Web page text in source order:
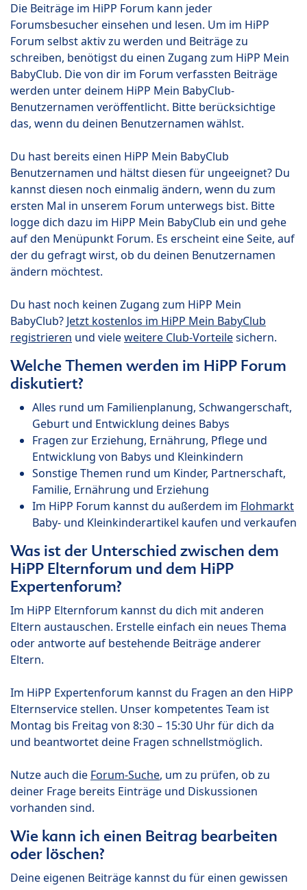
Die Beiträge im HiPP Forum kann jeder
Forumsbesucher einsehen und lesen. Um im HiPP
Forum selbst aktiv zu werden und Beiträge zu
schreiben, benötigst du einen Zugang zum HiPP Mein
BabyClub. Die von dir im Forum verfassten Beiträge
werden unter deinem HiPP Mein BabyClub-
Benutzernamen veröffentlicht. Bitte berücksichtige
das, wenn du deinen Benutzernamen wählst.
Du hast bereits einen HiPP Mein BabyClub
Benutzernamen und hältst diesen für ungeeignet? Du
kannst diesen noch einmalig ändern, wenn du zum
ersten Mal in unserem Forum unterwegs bist. Bitte
logge dich dazu im HiPP Mein BabyClub ein und gehe
auf den Menüpunkt Forum. Es erscheint eine Seite, auf
der du gefragt wirst, ob du deinen Benutzernamen
ändern möchtest.
Du hast noch keinen Zugang zum HiPP Mein
BabyClub? Jetzt kostenlos im HiPP Mein BabyClub
registrieren und vieleweitere Club-Vorteilesichern.
Welche Themen werden im HiPP Forum
diskutiert?
Alles rund um Familienplanung, Schwangerschaft,
Geburt und Entwicklung deines Babys
Fragen zur Erziehung, Ernährung, Pflege und
Entwicklung von Babys und Kleinkindern
Sonstige Themen rund um Kinder, Partnerschaft,
Familie, Ernährung und Erziehung
Im HiPP Forum kannst du außerdem im Flohmarkt
Baby- und Kleinkinderartikel kaufen und verkaufen
Was ist der Unterschied zwischen dem
HiPP Elternforum und dem HiPP
Expertenforum?
Im HiPP Elternforum kannst du dich mit anderen
Eltern austauschen. Erstelle einfach ein neues Thema
oder antworte auf bestehende Beiträge anderer
Eltern.
Im HiPP Expertenforum kannst du Fragen an den HiPP
Elternservice stellen. Unser kompetentes Team ist
Montag bis Freitag von 8:30 – 15:30 Uhr für dich da
und beantwortet deine Fragen schnellstmöglich.
Nutze auch die Forum-Suche, um zu prüfen, ob zu
deiner Frage bereits Einträge und Diskussionen
vorhanden sind.
Wie kann ich einen Beitrag bearbeiten
oder löschen?
Deine eigenen Beiträge kannst du für einen gewissen